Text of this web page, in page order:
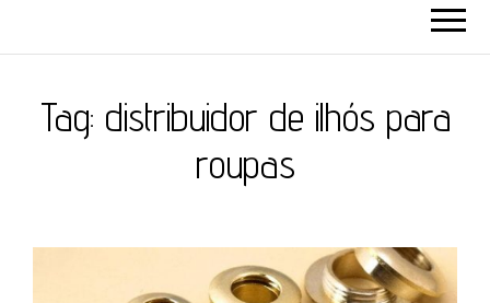
Tag: distribuidor de ilhós para
roupas